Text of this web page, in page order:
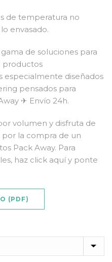
de temperatura no
envasado.
de soluciones para
productos
especialmente diseñados
pensados para
✈ Envío 24h.
volumen y disfruta de
por la compra de un
Pack Away. Para
haz click aquí y ponte
(PDF)